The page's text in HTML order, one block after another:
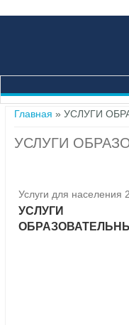
Вы здесь
Главная » УСЛУГИ
УСЛУГИ
Услуги для населения
УСЛУГИ